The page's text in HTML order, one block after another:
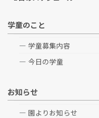
学童のこと
学童募集内容
今日の学童
お知らせ
園よりお知らせ